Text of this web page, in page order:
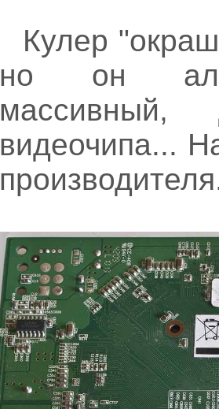
Кулер
но он
массивный,
видеочипа...